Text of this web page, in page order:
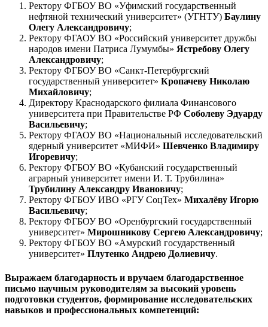
Ректору ФГБОУ ВО «Уфимский государственный
нефтяной технический университет» (УГНТУ) Баулину
Олегу Александровичу;
Ректору ФГАОУ ВО «Российский университет дружбы
народов имени Патриса Лумумбы» Ястребову Олегу
Александровичу;
Ректору ФГБОУ ВО «Санкт-Петербургский
государственный университет» Кропачеву Николаю
Михайловичу;
Директору Краснодарского филиала Финансового
университета при Правительстве РФ Соболеву Эдуарду
Васильевичу;
Ректору ФГАОУ ВО «Национальный исследовательский
ядерный университет «МИФИ» Шевченко Владимиру
Игоревичу;
Ректору ФГБОУ ВО «Кубанский государственный
аграрный университет имени И. Т. Трубилина»
Трубилину Александру Ивановичу;
Ректору ФГБОУ ИВО «РГУ СоцТех» Михалёву Игорю
Васильевичу;
Ректору ФГБОУ ВО «Оренбургский государственный
университет» Мирошникову Сергею Александровичу;
Ректору ФГБОУ ВО «Амурский государственный
университет» Плутенко Андрею Долиевичу.
Выражаем благодарность и вручаем благодарственное
письмо научным руководителям за высокий уровень
подготовки студентов, формирование исследовательских
навыков и профессиональных компетенций: